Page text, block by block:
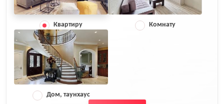
Квартиру Комнату
Дом, таунхаус